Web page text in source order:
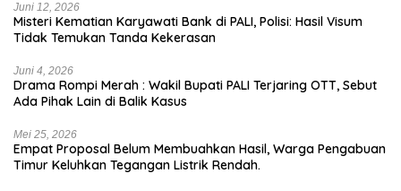
Juni 12, 2026
Misteri Kematian Karyawati Bank di PALI, Polisi: Hasil Visum
Tidak Temukan Tanda Kekerasan
Juni 4, 2026
Drama Rompi Merah : Wakil Bupati PALI Terjaring OTT, Sebut
Ada Pihak Lain di Balik Kasus
Mei 25, 2026
Empat Proposal Belum Membuahkan Hasil, Warga Pengabuan
Timur Keluhkan Tegangan Listrik Rendah.